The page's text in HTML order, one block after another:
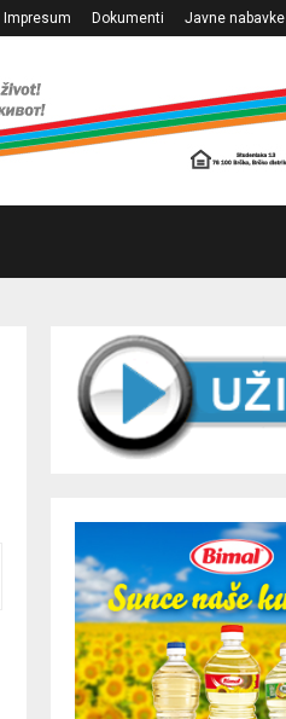
Impresum Dokumenti Javne nabavke